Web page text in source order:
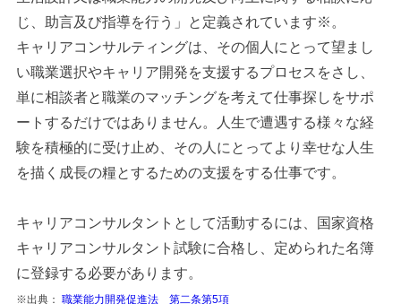
じ、助言及び指導を行う」と定義されています※。
キャリアコンサルティングは、その個人にとって望まし
い職業選択やキャリア開発を支援するプロセスをさし、
単に相談者と職業のマッチングを考えて仕事探しをサポ
ートするだけではありません。人生で遭遇する様々な経
験を積極的に受け止め、その人にとってより幸せな人生
を描く成長の糧とするための支援をする仕事です。
キャリアコンサルタントとして活動するには、国家資格
キャリアコンサルタント試験に合格し、定められた名簿
に登録する必要があります。
※出典：職業能力開発促進法 第二条第5項